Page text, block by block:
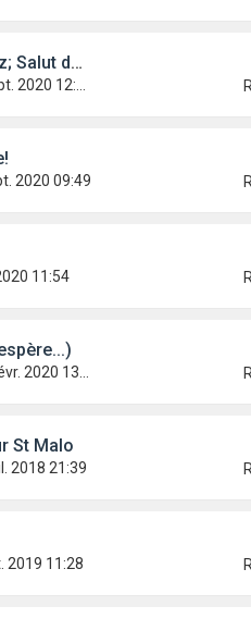
du suisse
2020 12:39
2020 09:49
11:54
2020 13:54
St Malo
2018 21:39
2019 11:28